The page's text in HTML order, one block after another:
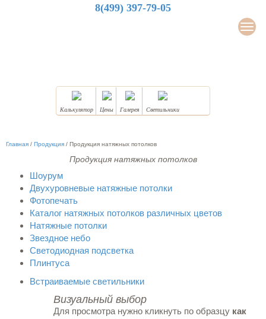
8(499) 397-79-05
Калькулятор Цены Галерея Светильники
Главная / Продукция / Продукция натяжных потолков
Продукция натяжных потолков
Шоурум
Двухуровневые натяжные потолки
Фотопечать
Каталог натяжных потолков различных цветов
Натяжные потолки
Звездное небо
Светодиодная подсветка
Плинтуса
Встраиваемые светильники
Визуальный выбор
Для просмотра нужно кликнуть по образцу как